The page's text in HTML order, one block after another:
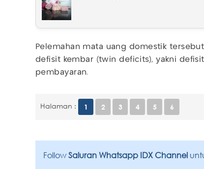
Pelemahan mata uang domestik
defisit kembar (twin deficits), yakni
pembayaran.
Halaman : 1 2 3 4 5 6
Follow Saluran Whatsapp IDX Channel